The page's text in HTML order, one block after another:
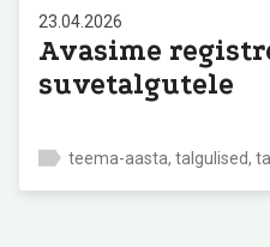
23.04.2026
Avasime
suvetalgutele
teema-aasta, talgulised,